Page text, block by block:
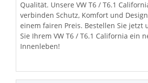
Qualität. Unsere VW T6 / T6.1
verbinden Schutz, Komfort und
einem fairen Preis. Bestellen Sie jetzt
Sie Ihrem VW T6 / T6.1 California ein
Innenleben!